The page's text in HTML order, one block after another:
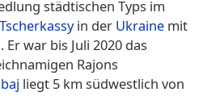
städtischen Typs im
in der Ukraine mit
war bis Juli 2020 das
Rajons
liegt 5 km südwestlich von